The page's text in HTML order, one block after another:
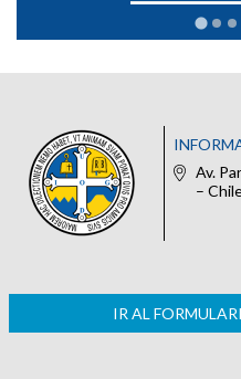
Av.
–
IR AL